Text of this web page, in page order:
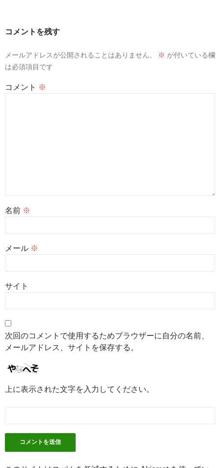
コメントを残す
メールアドレスが公開されることはありません。 ※ が付いている欄
は必須項目です
コメント ※
名前 ※
メール ※
サイト
次回のコメントで使用するためブラウザーに自分の名前、
メールアドレス、サイトを保存する。
上に表示された文字を入力してください。